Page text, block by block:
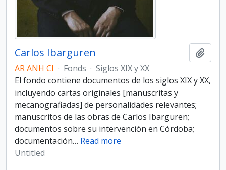
Carlos Ibarguren
AR ANH CI · Fonds · Siglos XIX y XX
El fondo contiene documentos de los siglos XIX y XX,
incluyendo cartas originales [manuscritas y
mecanografiadas] de personalidades relevantes;
manuscritos de las obras de Carlos Ibarguren;
documentos sobre su intervención en Córdoba;
documentación… Read more
Untitled